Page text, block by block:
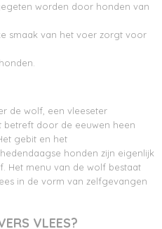
worden door honden van
smaak van het voer zorgt voor
de wolf, een vleeseter
betreft door de eeuwen heen
gebit en het
honden zijn eigenlijk
Het menu van de wolf bestaat
in de vorm van zelfgevangen
VLEES?